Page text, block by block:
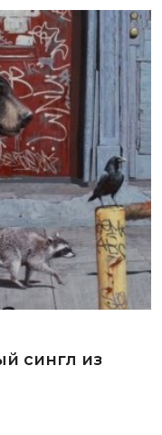
сингл из